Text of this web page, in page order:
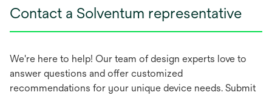
Contact a Solventum representative
We're here to help! Our team of design experts love to
answer questions and offer customized
recommendations for your unique device needs. Submit